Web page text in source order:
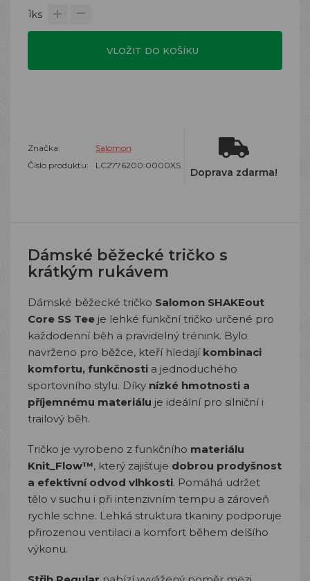
1ks
VLOŽIT DO KOŠÍKU
Značka:
Salomon
Číslo produktu:
LC2776200:0000XS
Doprava zdarma!
Dámské běžecké tričko s
krátkým rukávem
Dámské běžecké tričko Salomon SHAKEout
Core SS Tee je lehké funkční tričko určené pro
každodenní běh a pravidelný trénink. Bylo
navrženo pro běžce, kteří hledají kombinaci
komfortu, funkčnosti a jednoduchého
sportovního stylu. Díky nízké hmotnosti a
příjemnému materiálu je ideální pro silniční i
trailový běh.
Tričko je vyrobeno z funkčního materiálu
Knit_Flow™, který zajišťuje dobrou prodyšnost
a efektivní odvod vlhkosti. Pomáhá udržet
tělo v suchu i při intenzivním tempu a zároveň
rychle schne. Lehká struktura tkaniny podporuje
přirozenou ventilaci a komfort během delšího
výkonu.